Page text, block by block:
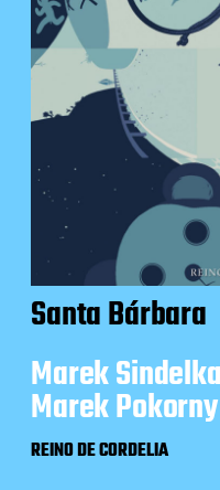
Santa Bárbara
Marek
Marek Pokorny
REINO DE CORDELIA